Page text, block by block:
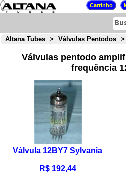
Altana Tubes > Válvulas Pentodos >
Válvulas pentodo
frequência
Válvula 12BY7 Sylvania
R$ 192,44